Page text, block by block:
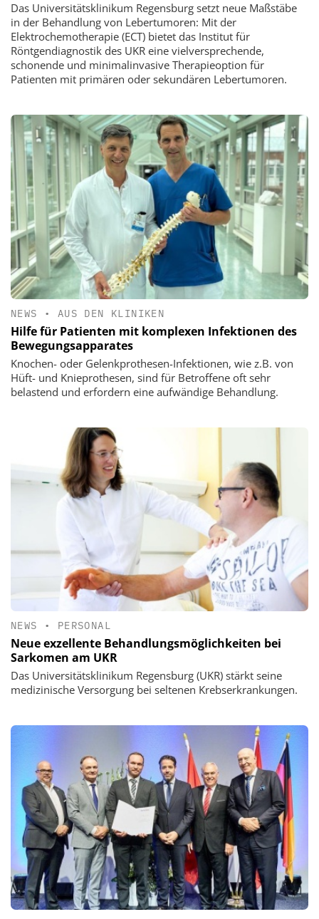
Das Universitätsklinikum Regensburg setzt neue Maßstäbe
in der Behandlung von Lebertumoren: Mit der
Elektrochemotherapie (ECT) bietet das Institut für
Röntgendiagnostik des UKR eine vielversprechende,
schonende und minimalinvasive Therapieoption für
Patienten mit primären oder sekundären Lebertumoren.
NEWS • AUS DEN KLINIKEN
Hilfe für Patienten mit komplexen Infektionen des
Bewegungsapparates
Knochen- oder Gelenkprothesen-Infektionen, wie z.B. von
Hüft- und Knieprothesen, sind für Betroffene oft sehr
belastend und erfordern eine aufwändige Behandlung.
NEWS • PERSONAL
Neue exzellente Behandlungsmöglichkeiten bei
Sarkomen am UKR
Das Universitätsklinikum Regensburg (UKR) stärkt seine
medizinische Versorgung bei seltenen Krebserkrankungen.